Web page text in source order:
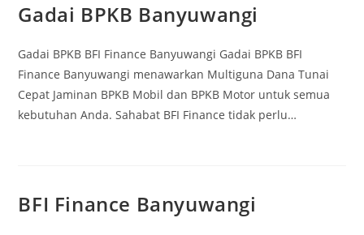
Gadai BPKB Banyuwangi
Gadai BPKB BFI Finance Banyuwangi Gadai BPKB BFI
Finance Banyuwangi menawarkan Multiguna Dana Tunai
Cepat Jaminan BPKB Mobil dan BPKB Motor untuk semua
kebutuhan Anda. Sahabat BFI Finance tidak perlu…
BFI Finance Banyuwangi